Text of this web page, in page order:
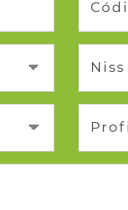
Niss